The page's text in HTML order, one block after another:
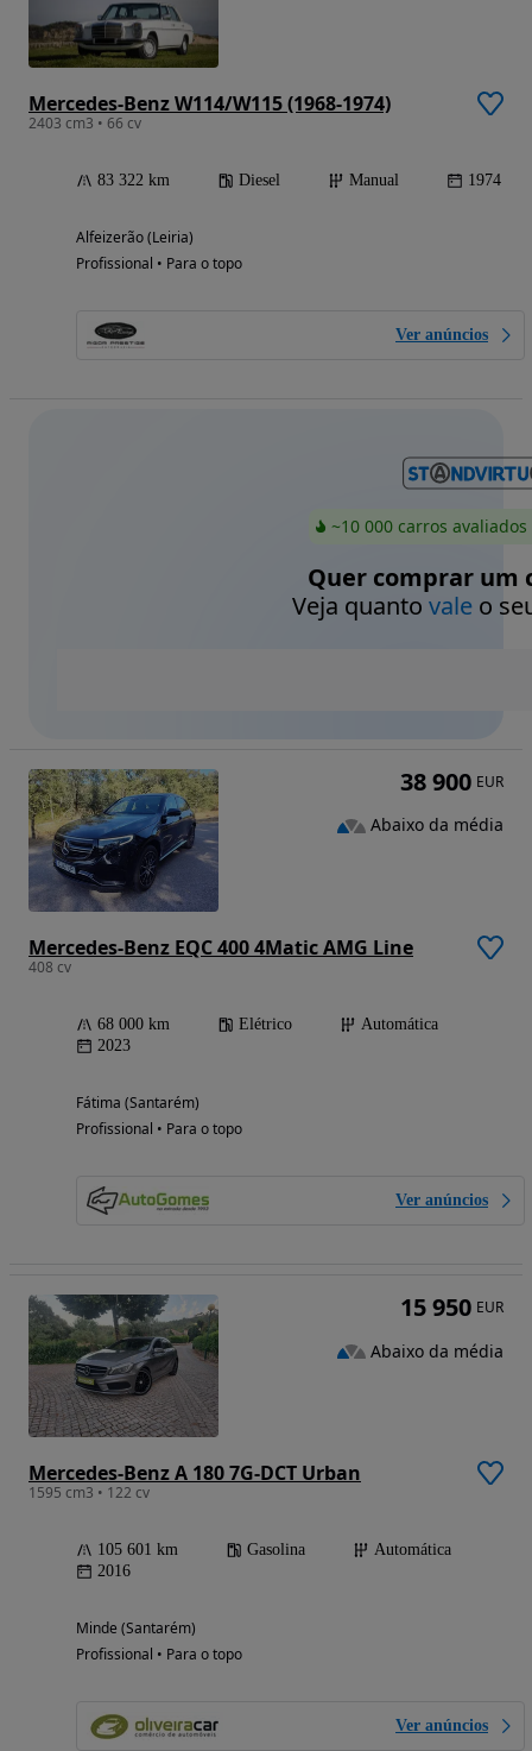
Mercedes-Benz W114/W115 (1968-1974)
2403 cm3 • 66 cv
83 322 km Diesel Manual 1974
Alfeizerão (Leiria)
Profissional • Para o topo
Ver anúncios
~10 000 carros
Quer comprar um
Veja quanto valeo
Mercedes-Benz EQC 400 4Matic AMG Line
408 cv
68 000 km Elétrico
Automática
2023
Fátima (Santarém)
Profissional • Para o topo
Ver anúncios
38 900 EUR
Abaixo da média
Mercedes-Benz A 180 7G-DCT Urban
1595 cm3 • 122 cv
105 601 km Gasolina
Automática
2016
Minde (Santarém)
Profissional • Para o topo
Ver anúncios
15 950 EUR
Abaixo da média